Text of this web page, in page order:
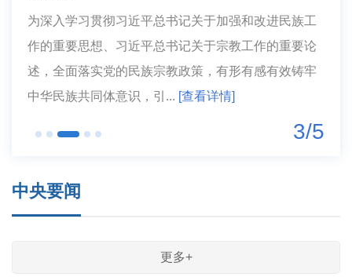
为深入学习贯彻习近平总书记关于加强和改进民族工
作的重要思想、习近平总书记关于宗教工作的重要论
述，全面落实党的民族宗教政策，有形有感有效铸牢
中华民族共同体意识，引... [查看详情]
3/5
中央要闻
更多+